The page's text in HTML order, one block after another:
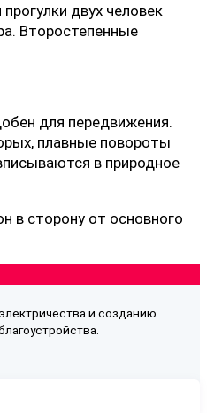
двух человек
Второстепенные
для передвижения.
плавные повороты
в природное
в сторону от основного
и созданию